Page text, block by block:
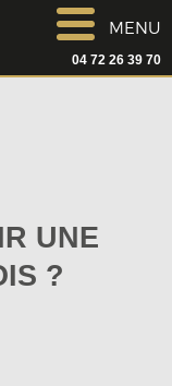
MENU
04 72 26 39 70
UNE
?